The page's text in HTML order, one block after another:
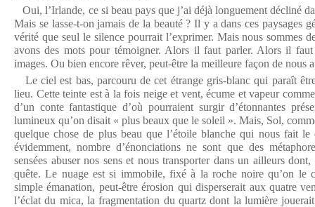
Oui, l’Irlande, ce si beau pays que j’ai déjà longuement décliné
Mais se lasse-t-on jamais de la beauté ? Il y a dans ces paysages
vérité que seul le silence pourrait l’exprimer. Mais nous sommes
avons des mots pour témoigner. Alors il faut parler. Alors il
images. Ou bien encore rêver, peut-être la meilleure façon de nous
Le ciel est bas, parcouru de cet étrange gris-blanc qui paraît
lieu. Cette teinte est à la fois neige et vent, écume et vapeur
d’un conte fantastique d’où pourraient surgir d’étonnantes
lumineux qu’on disait « plus beaux que le soleil ». Mais, Sol,
quelque chose de plus beau que l’étoile blanche qui nous fait
évidemment, nombre d’énonciations ne sont que des
sensées abuser nos sens et nous transporter dans un ailleurs
quête. Le nuage est si immobile, fixé à la roche noire qu’on le
simple émanation, peut-être érosion qui disperserait aux quatre
l’éclat du mica, la fragmentation du quartz dont la lumière